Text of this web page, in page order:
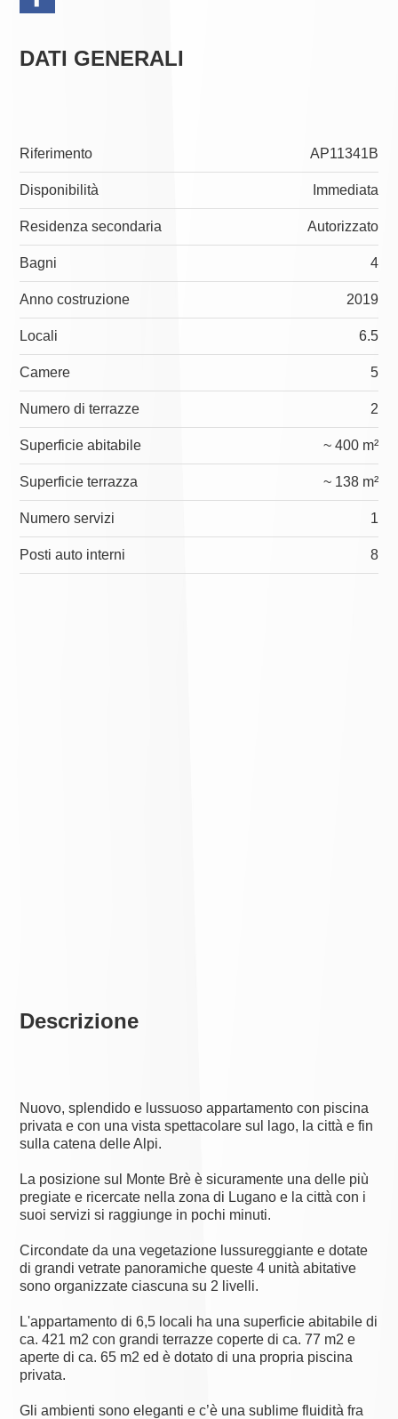
Descrizione
Nuovo, splendido e lussuoso appartamento con piscina
privata e con una vista spettacolare sul lago, la città e fin
sulla catena delle Alpi.
La posizione sul Monte Brè è sicuramente una delle più
pregiate e ricercate nella zona di Lugano e la città con i
suoi servizi si raggiunge in pochi minuti.
Circondate da una vegetazione lussureggiante e dotate
di grandi vetrate panoramiche queste 4 unità abitative
sono organizzate ciascuna su 2 livelli.
L'appartamento di 6,5 locali ha una superficie abitabile di
ca. 421 m2 con grandi terrazze coperte di ca. 77 m2 e
aperte di ca. 65 m2 ed è dotato di una propria piscina
privata.
Gli ambienti sono eleganti e c’è una sublime fluidità fra
DATI GENERALI
Riferimento AP11341B
Disponibilità Immediata
Residenza secondaria Autorizzato
Bagni 4
Anno costruzione 2019
Locali 6.5
Camere 5
Numero di terrazze 2
Superficie abitabile ~ 400 m²
Superficie terrazza ~ 138 m²
Numero servizi 1
Posti auto interni 8